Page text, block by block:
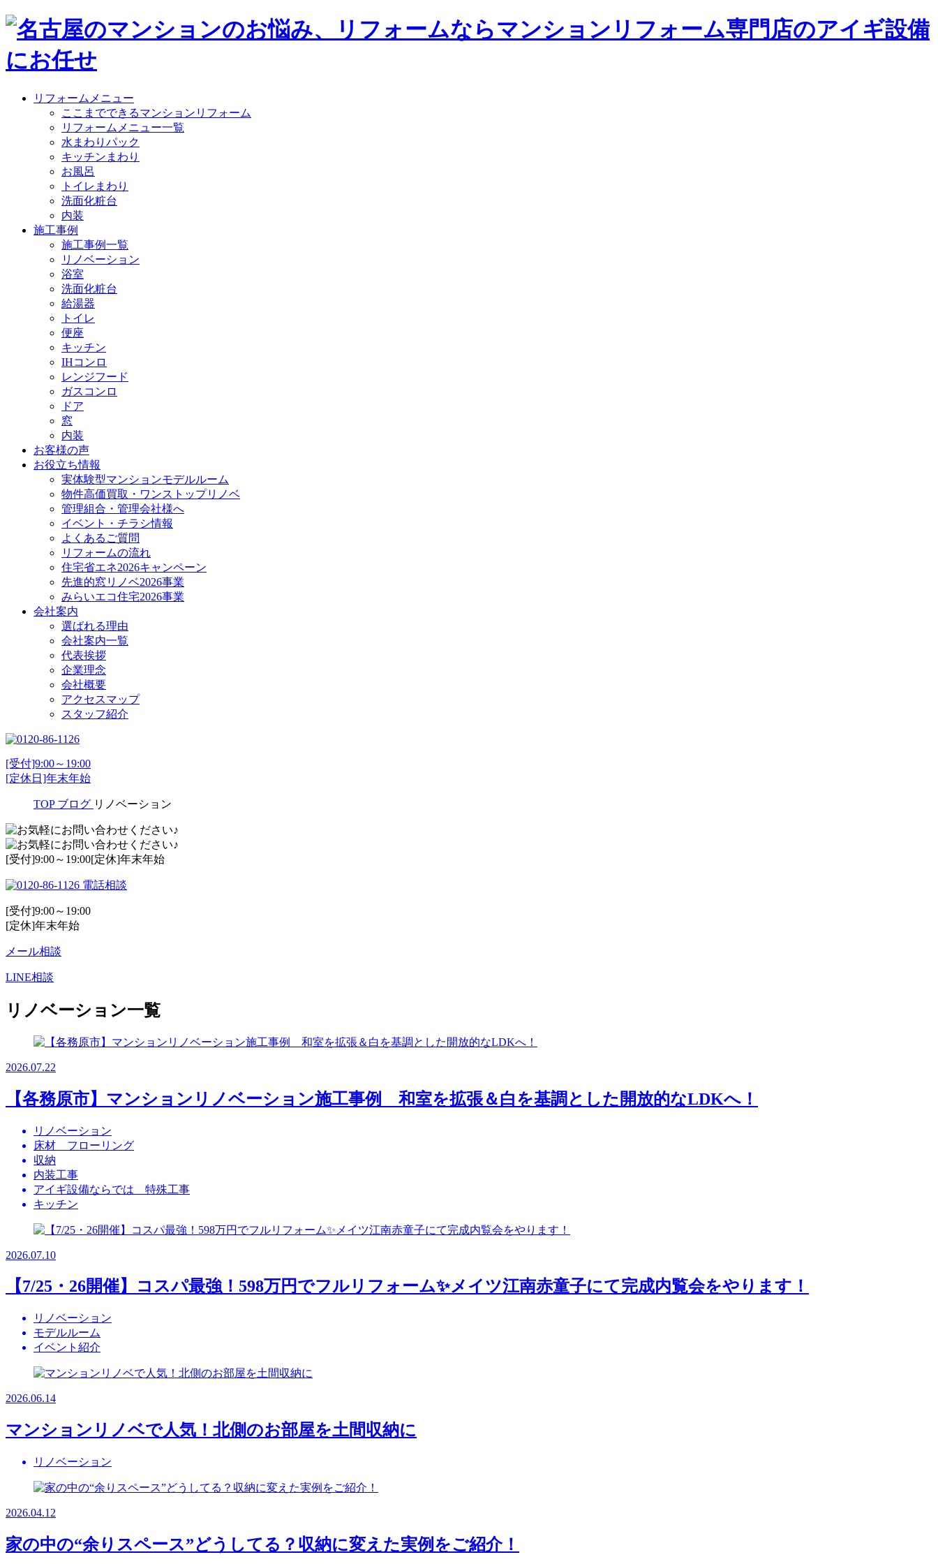
リフォームメニュー
ここまでできるマンションリフォーム
リフォームメニュー一覧
水まわりパック
キッチンまわり
お風呂
トイレまわり
洗面化粧台
内装
施工事例
施工事例一覧
リノベーション
浴室
洗面化粧台
給湯器
トイレ
便座
キッチン
IHコンロ
レンジフード
ガスコンロ
ドア
窓
内装
お客様の声
お役立ち情報
実体験型マンションモデルルーム
物件高価買取・ワンストップリノベ
管理組合・管理会社様へ
イベント・チラシ情報
よくあるご質問
リフォームの流れ
住宅省エネ2026キャンペーン
先進的窓リノベ2026事業
みらいエコ住宅2026事業
会社案内
選ばれる理由
会社案内一覧
代表挨拶
企業理念
会社概要
アクセスマップ
スタッフ紹介
[受付]9:00～19:00
[定休日]年末年始
TOP ブログ リノベーション
[受付]9:00～19:00[定休]年末年始
電話相談
[受付]9:00～19:00
[定休]年末年始
メール相談
LINE相談
リノベーション一覧
2026.07.22
【各務原市】マンションリノベーション施工事例 和室を拡張＆白を基調とした開放的なLDKへ！
リノベーション
床材 フローリング
収納
内装工事
アイギ設備ならでは 特殊工事
キッチン
2026.07.10
【7/25・26開催】コスパ最強！598万円でフルリフォーム✨メイツ江南赤童子にて完成内覧会をやります！
リノベーション
モデルルーム
イベント紹介
2026.06.14
マンションリノベで人気！北側のお部屋を土間収納に
リノベーション
2026.04.12
家の中の“余りスペース”どうしてる？収納に変えた実例をご紹介！